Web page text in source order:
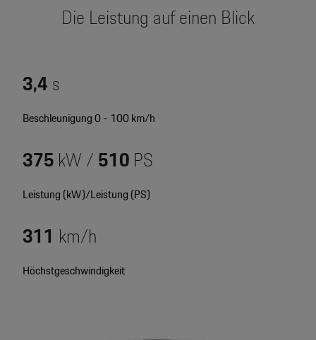
Motorsport & Events
Wir über uns
Newsletter abonnieren
Porsche Gebrauchtwagen
Konfigurator
Car Configurator
Porsche Timepieces
Die Leistung auf einen Blick
3,4s
Beschleunigung 0 - 100 km/h
375kW /510PS
Leistung (kW)/Leistung (PS)
311 km/h
Höchstgeschwindigkeit